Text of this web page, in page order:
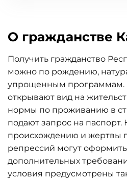
О гражданстве
Получить гражданство
можно по рождению,
упрощенным программам.
открывают вид на
нормы по проживанию в
подают запрос на паспорт.
происхождению и жертвы
репрессий могут оформить
дополнительных
условия предусмотрены